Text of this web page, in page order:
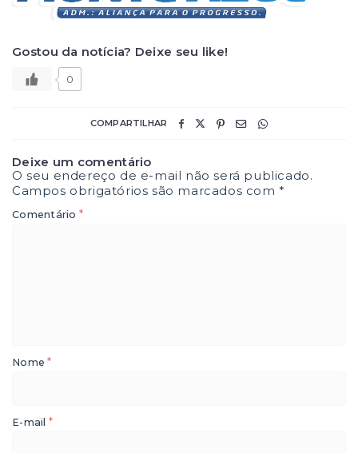
Gostou da notícia? Deixe seu like!
0
COMPARTILHAR
Deixe um comentário
O seu endereço de e-mail não será publicado.
Campos obrigatórios são marcados com*
Comentário *
Nome*
E-mail *